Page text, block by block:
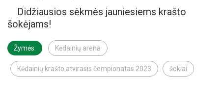
Didžiausios sėkmės jauniesiems krašto
šokėjams!
Žymės: Kėdainių arena
Kėdainių krašto atvirasis čempionatas 2023 šokiai